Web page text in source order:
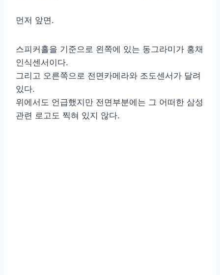
먼저 앞면.
스피커홀을 기준으로 왼쪽에 있는 동그라미가 홍채
인식센서이다.
그리고 오른쪽으로 전면카메라와 조도센서가 달려
있다.
위에서도 언급했지만 전면부분에는 그 어떠한 삼성
관련 로고도 찍혀 있지 않다.